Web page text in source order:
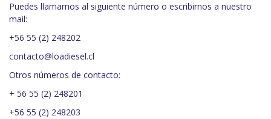
Puedes llamarnos al siguiente número o escribirnos a nuestro
mail:
+56 55 (2) 248202
contacto@loadiesel.cl
Otros números de contacto:
+ 56 55 (2) 248201
+56 55 (2) 248203